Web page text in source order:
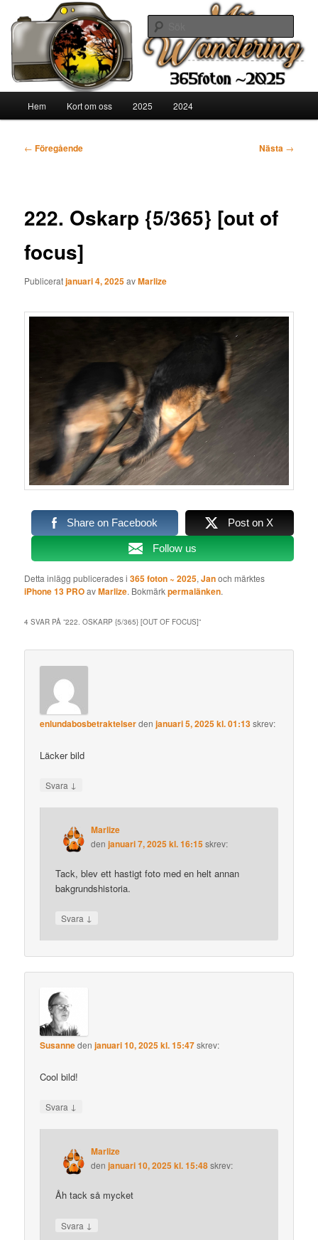
primärt
innehållMx Wandering
365 fotoutmaning, fru Mulle Meck, djurägare
Hem Kort om oss 2025 2024
Inläggsnavigering
← Föregående Nästa →
222. Oskarp {5/365} [out of
focus]
Publiceratjanuari 4, 2025avMarlize
Share on Facebook Post on X
Follow us
Detta inlägg publicerades i365 foton ~ 2025,Janoch märktes
iPhone 13 PROavMarlize. Bokmärkpermalänken.
4 SVAR PÅ ”222. OSKARP {5/365} [OUT OF FOCUS]”
enlundabosbetraktelserdenjanuari 5, 2025 kl. 01:13skrev:
Läcker bild
Svara ↓
Marlize
denjanuari 7, 2025 kl. 16:15 skrev:
Tack, blev ett hastigt foto med en helt annan
bakgrundshistoria.
Svara ↓
Susannedenjanuari 10, 2025 kl. 15:47skrev:
Cool bild!
Svara ↓
Marlize
denjanuari 10, 2025 kl. 15:48skrev:
Åh tack så mycket
Svara ↓